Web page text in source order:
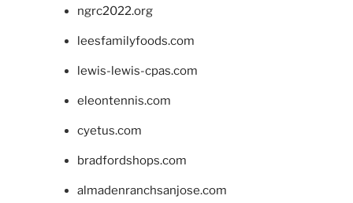
ngrc2022.org
leesfamilyfoods.com
lewis-lewis-cpas.com
eleontennis.com
cyetus.com
bradfordshops.com
almadenranchsanjose.com